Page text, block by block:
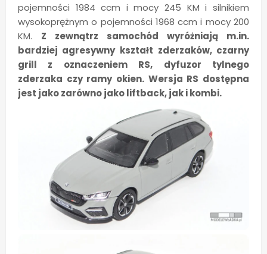
pojemności 1984 ccm i mocy 245 KM i silnikiem
wysokoprężnym o pojemności 1968 ccm i mocy 200
KM. Z zewnątrz samochód wyróżniają m.in.
bardziej agresywny kształt zderzaków, czarny
grill z oznaczeniem RS, dyfuzor tylnego
zderzaka czy ramy okien. Wersja RS dostępna
jest jako zarówno jako liftback, jak i kombi.